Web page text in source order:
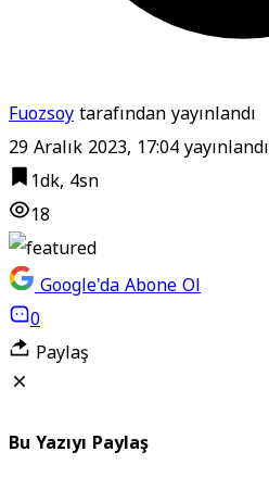
Fuozsoytarafından yayınlandı
29 Aralık 2023, 17:04yayınlandı
1dk, 4sn
18
Google'da Abone Ol
0
Paylaş
Bu Yazıyı Paylaş